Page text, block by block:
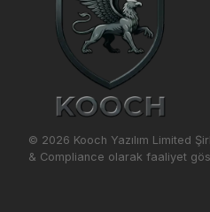
© 2026 Kooch Yazılım Limited
& Compliance olarak faaliyet